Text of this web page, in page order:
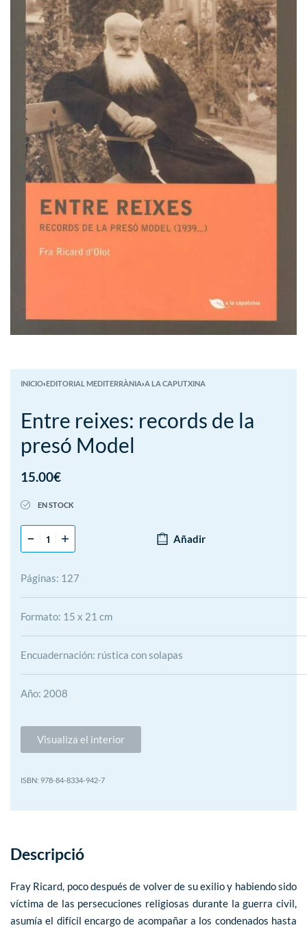
INICIO›EDITORIAL MEDITERRÀNIA›A LA CAPUTXINA
Entre reixes: records de la
presó Model
15.00€
EN STOCK
Añadir
Páginas: 127
Formato: 15 x 21 cm
Encuadernación: rústica con solapas
Año: 2008
Visualiza el interior
978-84-8334-942-7
Descripció
Fray Ricard, poco después de volver de su exilio y habiendo sido
víctima de las persecuciones religiosas durante la guerra civil,
asumía el difícil encargo de acompañar a los condenados hasta